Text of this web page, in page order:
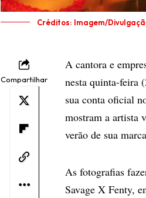
Créditos: Imagem/
Compartilhar
A cantora e
nesta quinta-feira
sua conta oficial
mostram a artista
verão de sua
As fotografias
Savage X Fenty,